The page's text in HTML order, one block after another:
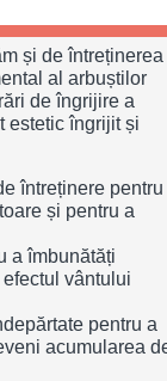
și de întreținerea
al arbuștilor
de îngrijire a
estetic îngrijit și
întreținere pentru
și pentru a
a îmbunătăți
vântului
pentru a
acumularea